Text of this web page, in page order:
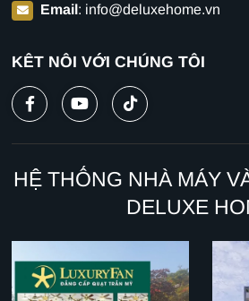
Email: info@deluxehome.vn
KẾT NỐI VỚI CHÚNG TÔI
HỆ THỐNG NHÀ MÁY
DELUXE